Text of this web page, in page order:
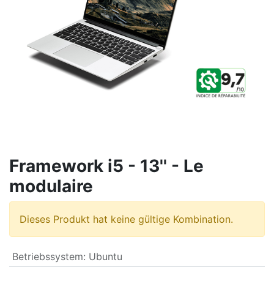
Framework i5 - 13'' - Le
modulaire
Dieses Produkt hat keine gültige Kombination.
Betriebssystem: Ubuntu